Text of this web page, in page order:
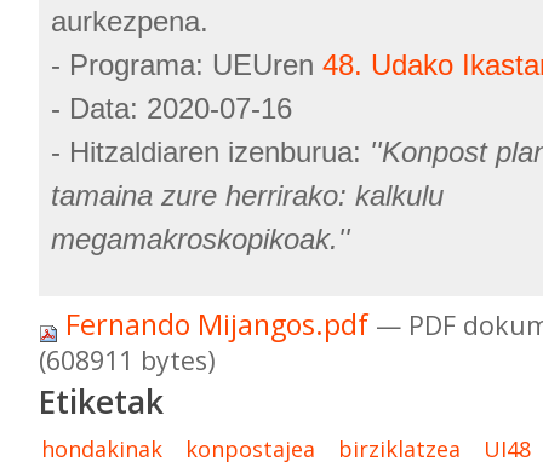
aurkezpena.
- Programa: UEUren 48. Udako
- Data: 2020-07-16
- Hitzaldiaren izenburua: ''Konpost
tamaina zure herrirako: kalkulu
megamakroskopikoak.''
Fernando Mijangos.pdf — PDF
(608911 bytes)
Etiketak
hondakinak konpostajea birziklatzea UI48